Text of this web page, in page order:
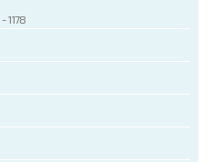
- 1178